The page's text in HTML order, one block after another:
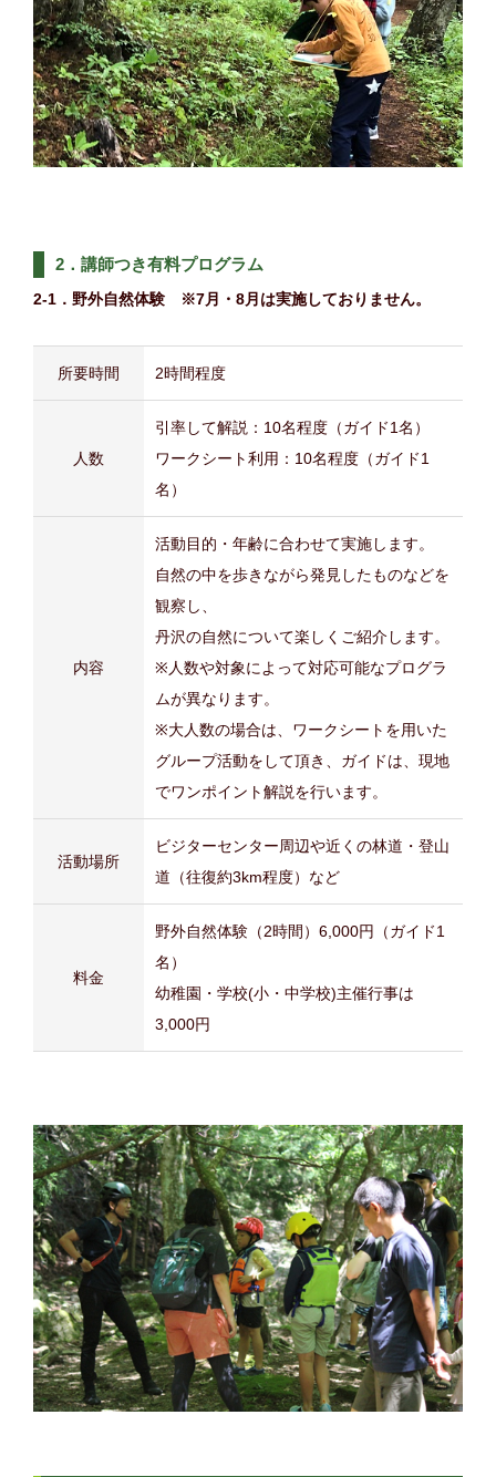
2．講師つき有料プログラム
2-1．野外自然体験 ※7月・8月は実施しておりません。
所要時間 2時間程度
人数
引率して解説：10名程度（ガイド1名）
ワークシート利用：10名程度（ガイド1
名）
内容
活動目的・年齢に合わせて実施します。
自然の中を歩きながら発見したものなどを
観察し、
丹沢の自然について楽しくご紹介します。
※人数や対象によって対応可能なプログラ
ムが異なります。
※大人数の場合は、ワークシートを用いた
グループ活動をして頂き、ガイドは、現地
でワンポイント解説を行います。
活動場所
ビジターセンター周辺や近くの林道・登山
道（往復約3km程度）など
料金
野外自然体験（2時間）6,000円（ガイド1
名）
幼稚園・学校(小・中学校)主催行事は
3,000円